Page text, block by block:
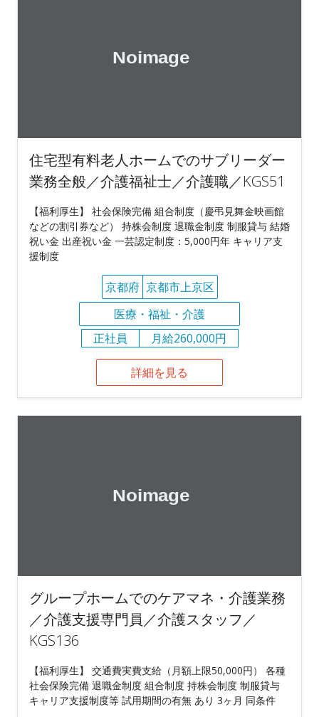
住宅型有料老人ホームでのサブリーダー
業務全般／介護福祉士／介護職／KGS51
【福利厚生】 社会保険完備 組合制度（慶弔見舞金映画館
などの割引券など） 持株会制度 退職金制度 制服貸与 結婚
祝い金 出産祝い金 一芸認定制度：5,000円年 キャリア支
援制度
京都府 京都市上京区
医療・福祉・介護
正社員
月給260,000円
詳細を見る
グループホームでのケアマネ・介護業務
／介護支援専門員／介護スタッフ／
KGS136
【福利厚生】 交通費実費支給（月額上限50,000円） 各種
社会保険完備 退職金制度 組合制度 持株会制度 制服貸与
キャリア支援制度等 試用期間の有無 あり 3ヶ月 同条件